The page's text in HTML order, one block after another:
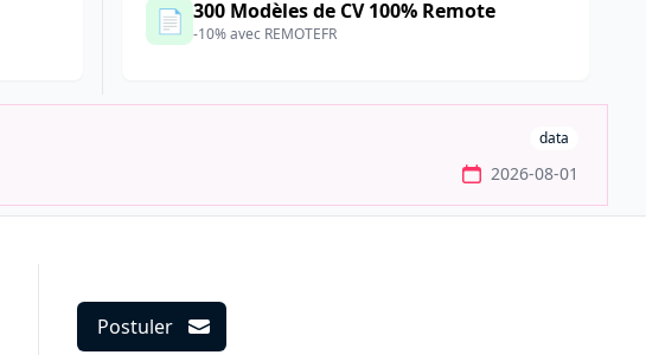
📄 300 Modèles de CV 100% Remote
-10% avec REMOTEFR
data
2026-08-01
Postuler